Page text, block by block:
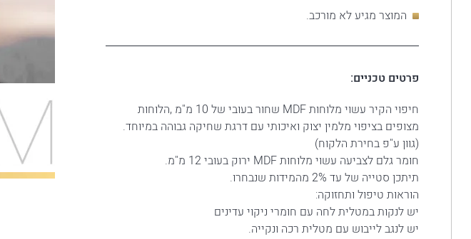
המוצר מגיע לא מורכב.
פרטים טכניים:
חיפוי הקיר עשוי מלוחות MDF שחור בעובי של 10 מ"מ ,הלוחות
מצופים בציפוי מלמין יצוק ואיכותי עם דרגת שחיקה גבוהה במיוחד.
(גוון ע"פ בחירת הלקוח)
חומר גלם לצביעה עשוי מלוחות MDF ירוק בעובי 12 מ"מ.
תיתכן סטייה של עד 2% מהמידות שנבחרו.
הוראות טיפול ותחזוקה:
יש לנקות במטלית לחה עם חומרי ניקוי עדינים
יש לנגב לייבוש עם מטלית רכה ונקייה.